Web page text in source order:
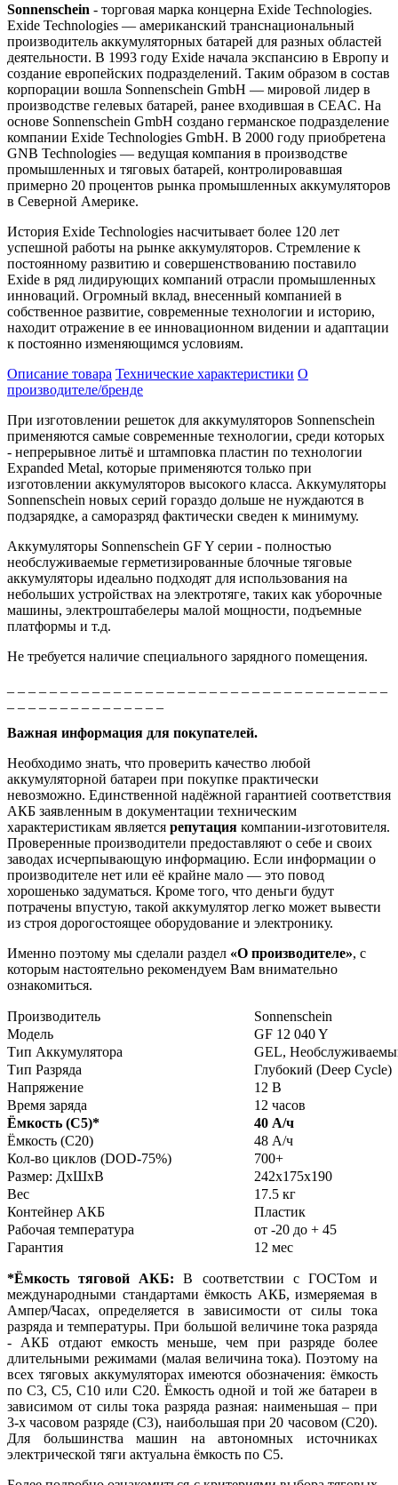
Sonnenschein - торговая марка концерна Exide Technologies.
Exide Technologies — американский транснациональный
производитель аккумуляторных батарей для разных областей
деятельности. В 1993 году Exide начала экспансию в Европу и
создание европейских подразделений. Таким образом в состав
корпорации вошла Sonnenschein GmbH — мировой лидер в
производстве гелевых батарей, ранее входившая в CEAC. На
основе Sonnenschein GmbH создано германское подразделение
компании Exide Technologies GmbH. В 2000 году приобретена
GNB Technologies — ведущая компания в производстве
промышленных и тяговых батарей, контролировавшая
примерно 20 процентов рынка промышленных аккумуляторов
в Северной Америке.
История Exide Technologies насчитывает более 120 лет
успешной работы на рынке аккумуляторов. Стремление к
постоянному развитию и совершенствованию поставило
Exide в ряд лидирующих компаний отрасли промышленных
инноваций. Огромный вклад, внесенный компанией в
собственное развитие, современные технологии и историю,
находит отражение в ее инновационном видении и адаптации
к постоянно изменяющимся условиям.
Описание товара Технические характеристики О
производителе/бренде
При изготовлении решеток для аккумуляторов Sonnenschein
применяются самые современные технологии, среди которых
- непрерывное литьё и штамповка пластин по технологии
Expanded Metal, которые применяются только при
изготовлении аккумуляторов высокого класса. Аккумуляторы
Sonnenschein новых серий гораздо дольше не нуждаются в
подзарядке, а саморазряд фактически сведен к минимуму.
Аккумуляторы Sonnenschein GF Y серии - полностью
необслуживаемые герметизированные блочные тяговые
аккумуляторы идеально подходят для использования на
небольших устройствах на электротяге, таких как уборочные
машины, электроштабелеры малой мощности, подъемные
платформы и т.д.
Не требуется наличие специального зарядного помещения.
Важная информация для покупателей.
Необходимо знать, что проверить качество любой
аккумуляторной батареи при покупке практически
невозможно. Единственной надёжной гарантией соответствия
АКБ заявленным в документации техническим
характеристикам является репутация компании-изготовителя.
Проверенные производители предоставляют о себе и своих
заводах исчерпывающую информацию. Если информации о
производителе нет или её крайне мало — это повод
хорошенько задуматься. Кроме того, что деньги будут
потрачены впустую, такой аккумулятор легко может вывести
из строя дорогостоящее оборудование и электронику.
Именно поэтому мы сделали раздел «О производителе», с
которым настоятельно рекомендуем Вам внимательно
ознакомиться.
Производитель
Sonnenschein
Модель
GF 12 040 Y
Тип Аккумулятора
GEL,
Тип Разряда
Глубокий (Deep Cycle)
Напряжение
12 В
Время заряда
12 часов
Ёмкость (С5)*
40 А/ч
Ёмкость (С20)
48 А/ч
Кол-во циклов (DOD-75%)
700+
Размер: ДхШхВ
242x175x190
Вес
17.5 кг
Контейнер АКБ
Пластик
Рабочая температура
от -20 до + 45
Гарантия
12 мес
*Ёмкость тяговой АКБ:В соответствии с ГОСТом и
международными стандартами ёмкость АКБ, измеряемая в
Ампер/Часах, определяется в зависимости от силы тока
разряда и температуры. При большой величине тока разряда
- АКБ отдают емкость меньше, чем при разряде более
длительными режимами (малая величина тока). Поэтому на
всех тяговых аккумуляторах имеются обозначения: ёмкость
по С3, С5, С10 или С20. Ёмкость одной и той же батареи в
зависимом от силы тока разряда разная: наименьшая – при
3-х часовом разряде (С3), наибольшая при 20 часовом (С20).
Для большинства машин на автономных источниках
электрической тяги актуальна ёмкость по С5.